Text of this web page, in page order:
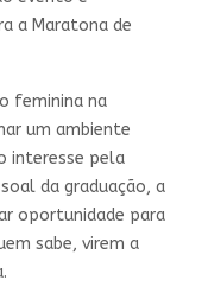
a Maratona de
feminina na
um ambiente
interesse pela
da graduação, a
oportunidade para
sabe, virem a